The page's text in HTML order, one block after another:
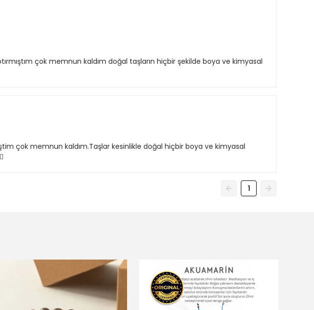
çok memnun kaldım doğal taşların hiçbir şekilde boya ve kimyasal
çok memnun kaldım.Taşlar kesinlikle doğal hiçbir boya ve kimyasal
1